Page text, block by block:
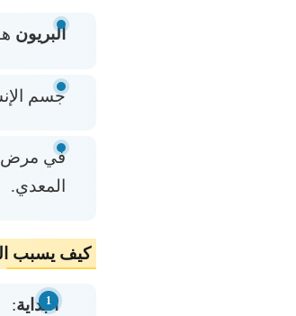
البريون
جسم
في مرض
المعدي.
كيف يسبب
البداية: